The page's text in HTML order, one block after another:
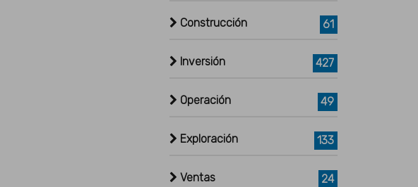
Construcción 61
Inversión 427
Operación 49
Exploración 133
Ventas 24